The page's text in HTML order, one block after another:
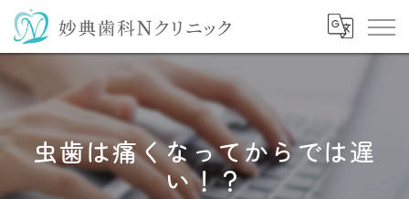
虫歯は痛くなってからでは遅
い！？